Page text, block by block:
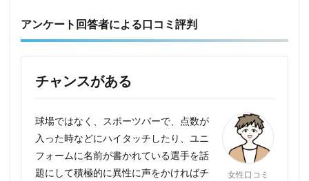
アンケート回答者による口コミ評判
チャンスがある
女性口コミ
球場ではなく、スポーツバーで、点数が
入った時などにハイタッチしたり、ユニ
フォームに名前が書かれている選手を話
題にして積極的に異性に声をかければチ